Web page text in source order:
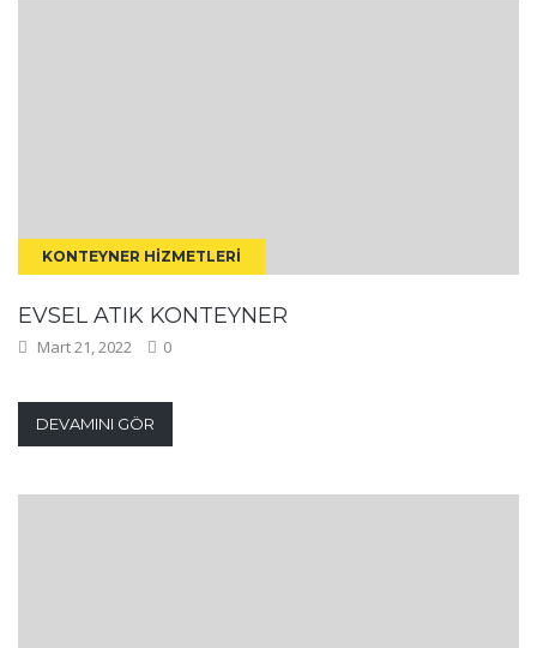
KONTEYNER HIZMETLERI
EVSEL ATIK KONTEYNER
Mart 21, 2022 0
DEVAMINI GÖR